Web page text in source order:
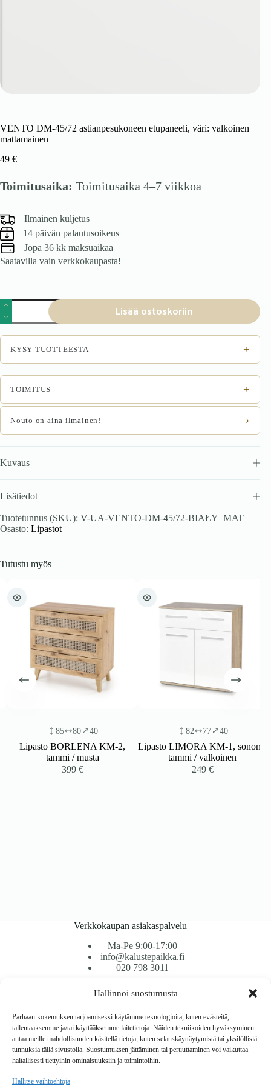
Hallinnoi suostumusta
Parhaan kokemuksen tarjoamiseksi käytämme teknologioita, kuten evästeitä,
tallentaaksemme ja/tai käyttääksemme laitetietoja. Näiden tekniikoiden hyväksyminen
antaa meille mahdollisuuden käsitellä tietoja, kuten selauskäyttäytymistä tai yksilöllisiä
tunnuksia tällä sivustolla. Suostumuksen jättäminen tai peruuttaminen voi vaikuttaa
haitallisesti tiettyihin ominaisuuksiin ja toimintoihin.
Hallitse vaihtoehtoja
VENTO DM-45/72 astianpesukoneen etupaneeli, väri: valkoinen
mattamainen
49 €
Toimitusaika: Toimitusaika 4–7 viikkoa
Ilmainen kuljetus
14 päivän palautusoikeus
Jopa 36 kk maksuaikaa
Saatavilla vain verkkokaupasta!
VENTO
DM-
45/72
astianpesukoneen
etupaneeli,
väri:
valkoinen
mattamainen
määrä
Lisää ostoskoriin
KYSY TUOTTEESTA +
TOIMITUS +
Nouto on aina ilmainen! ›
Kuvaus
Lisätiedot
Tuotetunnus (SKU): V-UA-VENTO-DM-45/72-BIAŁY_MAT
Osasto: Lipastot
Tutustu myös
85 80 40
Lipasto BORLENA KM-2,
tammi / musta
399€
82 77 40
Lipasto LIMORA KM-1, sonoma
tammi / valkoinen
249€
Verkkokaupan asiakaspalvelu
Ma-Pe 9:00-17:00
info@kalustepaikka.fi
020 798 3011
Tavarantoimitus / Maksutavat
Toimitustavat
Maksutavat
Vaihto ja palautus
Reklamaatiot